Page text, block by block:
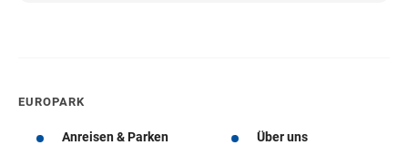
EUROPARK
Anreisen & Parken Über uns